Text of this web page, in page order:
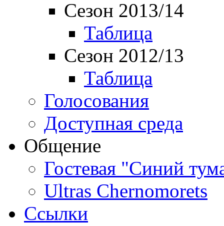
Сезон 2013/14
Таблица
Сезон 2012/13
Таблица
Голосования
Доступная среда
Общение
Гостевая "Синий
Ultras Chernomorets
Ссылки